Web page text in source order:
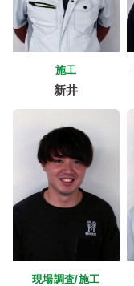
施工
新井
現場調査/施工